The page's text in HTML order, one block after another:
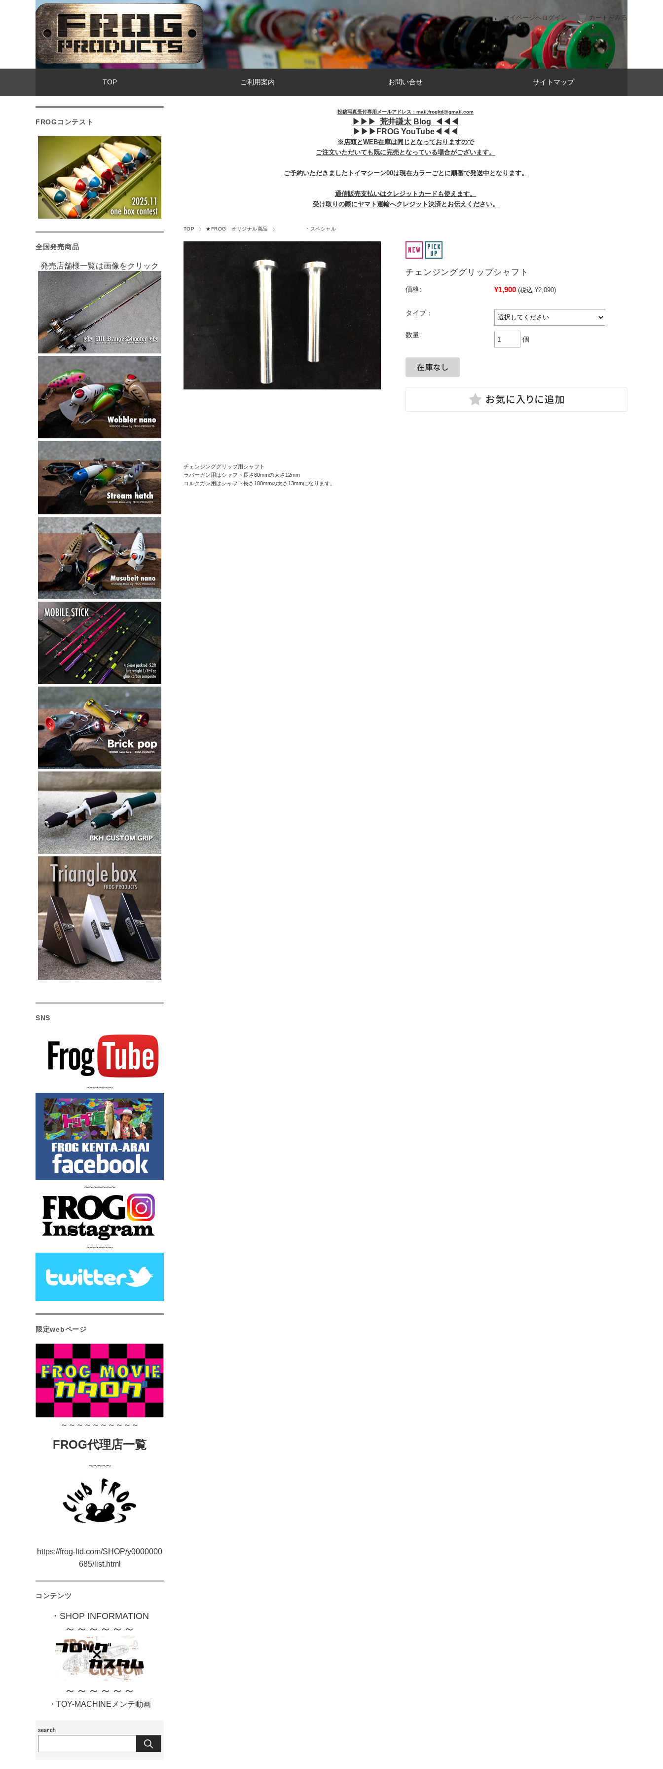
マイページへログイン カートをみる
TOP ご利用案内 お問い合せ サイトマップ
投稿写真受付専用メールアドレス：mail.frogltd@gmail.com
▶︎ ▶︎ ▶︎ 荒井謙太 Blog ◀︎ ◀︎ ◀︎
▶︎ ▶︎ ▶︎ FROG YouTube◀︎ ◀︎ ◀︎
※店頭とWEB在庫は同じとなっておりますので
ご注文いただいても既に完売となっている場合がございます。
ご予約いただきましたトイマシーン00は現在カラーごとに順番で発送中となります。
通信販売支払いはクレジットカードも使えます。
受け取りの際にヤマト運輸へクレジット決済とお伝えください。
TOP ★FROG オリジナル商品 ・スペシャル
チェンジンググリップシャフト
価格: ¥1,900 (税込 ¥2,090)
タイプ：
数量:
個
チェンジンググリップ用シャフト
ラバーガン用はシャフト長さ80mmの太さ12mm
コルクガン用はシャフト長さ100mmの太さ13mmになります。
FROGコンテスト
全国発売商品
発売店舗様一覧は画像をクリック
SNS
~~~~~~
~~~~~~~
~~~~~~
限定webページ
～～～～～～～～～～
FROG代理店一覧
~~~~~
https://frog-ltd.com/SHOP/y0000000
685/list.html
コンテンツ
・SHOP INFORMATION
～～～～～～
～～～～～～
・TOY-MACHINEメンテ動画